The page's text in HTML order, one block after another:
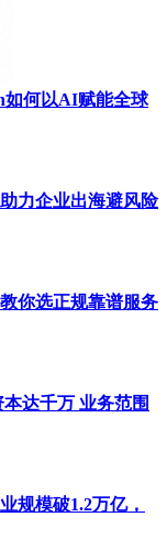
如何以AI赋能全球
力企业出海避风险
你选正规靠谱服务
达千万 业务范围
规模破1.2万亿，